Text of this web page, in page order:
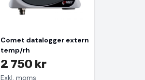
Comet datalogger extern
temp/rh
2 750 kr
Exkl. moms